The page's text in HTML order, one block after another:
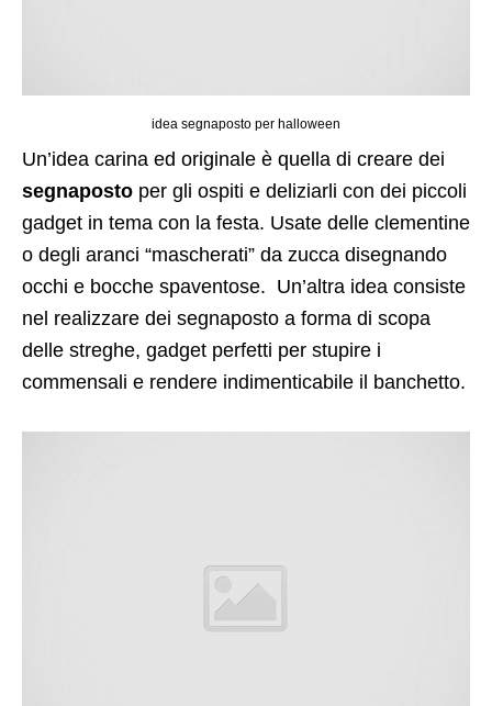
idea segnaposto per halloween
Un’idea carina ed originale è quella di creare dei
segnaposto per gli ospiti e deliziarli con dei piccoli
gadget in tema con la festa. Usate delle clementine
o degli aranci “mascherati” da zucca disegnando
occhi e bocche spaventose. Un’altra idea consiste
nel realizzare dei segnaposto a forma di scopa
delle streghe, gadget perfetti per stupire i
commensali e rendere indimenticabile il banchetto.